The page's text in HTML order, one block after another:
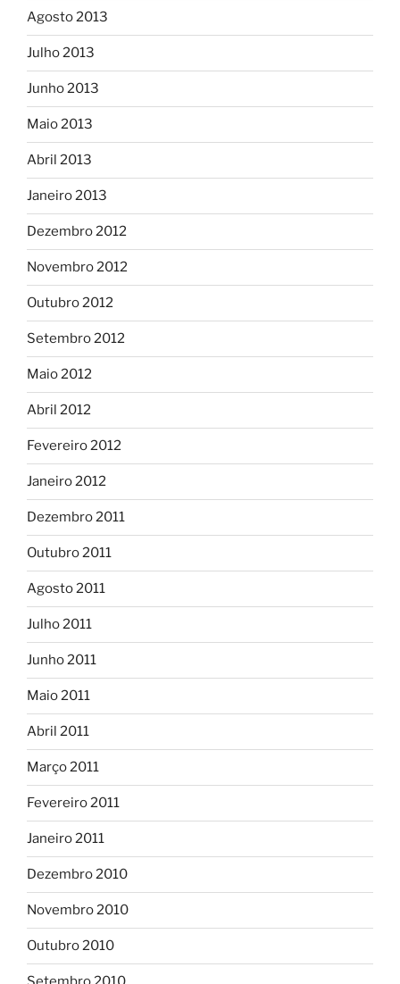
Agosto 2013
Julho 2013
Junho 2013
Maio 2013
Abril 2013
Janeiro 2013
Dezembro 2012
Novembro 2012
Outubro 2012
Setembro 2012
Maio 2012
Abril 2012
Fevereiro 2012
Janeiro 2012
Dezembro 2011
Outubro 2011
Agosto 2011
Julho 2011
Junho 2011
Maio 2011
Abril 2011
Março 2011
Fevereiro 2011
Janeiro 2011
Dezembro 2010
Novembro 2010
Outubro 2010